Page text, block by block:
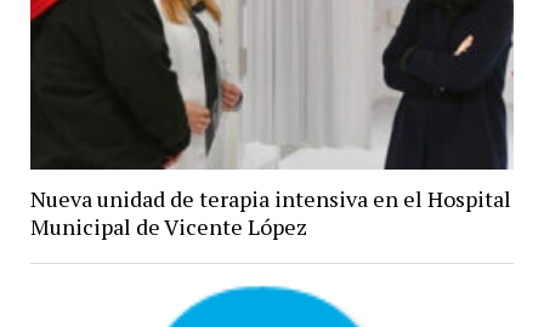
Nueva unidad de terapia intensiva en el Hospital
Municipal de Vicente López